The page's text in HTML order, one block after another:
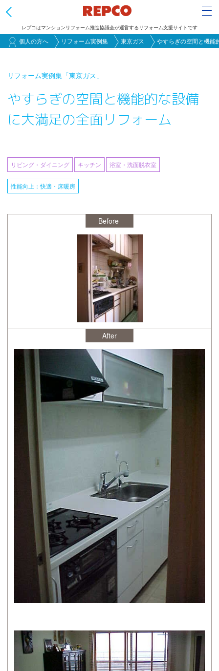
動
レプコはマンションリフォーム推進協議会が運営するリフォーム支援サイトです
個人の方へ リフォーム実例集 東京ガス やすらぎの空間と機能
リフォーム実例集 「東京ガス」
やすらぎの空間と機能的な設備
に大満足の全面リフォーム
性能向上：快適・床暖房
リビング・ダイニング キッチン 浴室・洗面脱衣室
After